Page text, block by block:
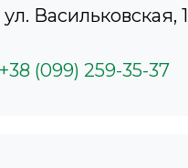
Васильковская, 1
+38 (099) 259-35-37